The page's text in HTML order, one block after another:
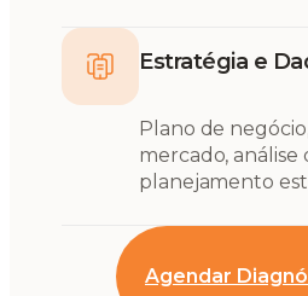
Estratégia e
Plano de
mercado, análise
planejamento
Agendar